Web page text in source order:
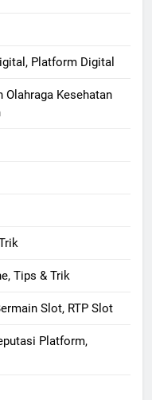
Platform Digital
Olahraga Kesehatan
Tips & Trik
Slot, RTP Slot
Platform,